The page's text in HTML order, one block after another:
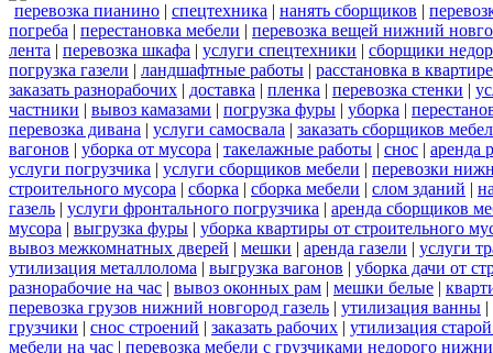
перевозка пианино | спецтехника | нанять сборщиков |
погреба | перестановка мебели | перевозка вещей нижний
лента | перевозка шкафа | услуги спецтехники | сборщики
погрузка газели | ландшафтные работы | расстановка в квартире
заказать разнорабочих | доставка | пленка | перевозка стенки |
частники | вывоз камазами | погрузка фуры | уборка |
перевозка дивана | услуги самосвала | заказать сборщиков
вагонов | уборка от мусора | такелажные работы | снос | аренда
услуги погрузчика | услуги сборщиков мебели | перевозки
строительного мусора | сборка | сборка мебели | слом зданий |
газель | услуги фронтального погрузчика | аренда сборщиков
мусора | выгрузка фуры | уборка квартиры от строительного
вывоз межкомнатных дверей | мешки | аренда газели | услуги
утилизация металлолома | выгрузка вагонов | уборка дачи от
разнорабочие на час | вывоз оконных рам | мешки белые |
перевозка грузов нижний новгород газель | утилизация ванны |
грузчики | снос строений | заказать рабочих | утилизация
мебели на час | перевозка мебели с грузчиками недорого